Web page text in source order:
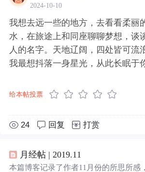
2024-10-10
我想去远一些的地方，去看看柔丽
水，在旅途上和同座聊聊梦想，谈
人的名字。天地辽阔，四处皆可流
我最想抖落一身星光，从此长眠于
给本帖投票
24 回复 打赏
月经帖 | 2019.11
本篇博客记录了作者11月份的所思所感